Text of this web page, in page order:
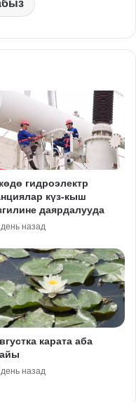
гидроэлектр
күз-кыш
даярдалууда
назад
карата аба
назад